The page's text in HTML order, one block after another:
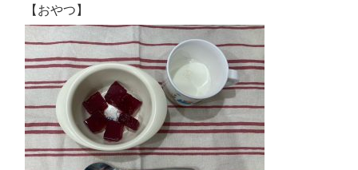
【おやつ】